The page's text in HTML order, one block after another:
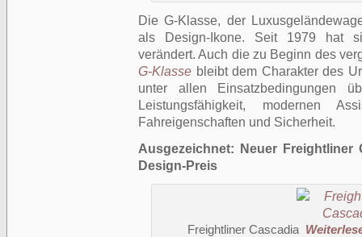
Die G-Klasse, der
als Design-Ikone. Seit 1979 hat
verändert. Auch die zu Beginn des
G-Klasse bleibt dem Charakter des
unter allen Einsatzbedingungen
Leistungsfähigkeit, modernen
Fahreigenschaften und Sicherheit.
Ausgezeichnet: Neuer Freightliner
Design-Preis
Freightliner Cascadia